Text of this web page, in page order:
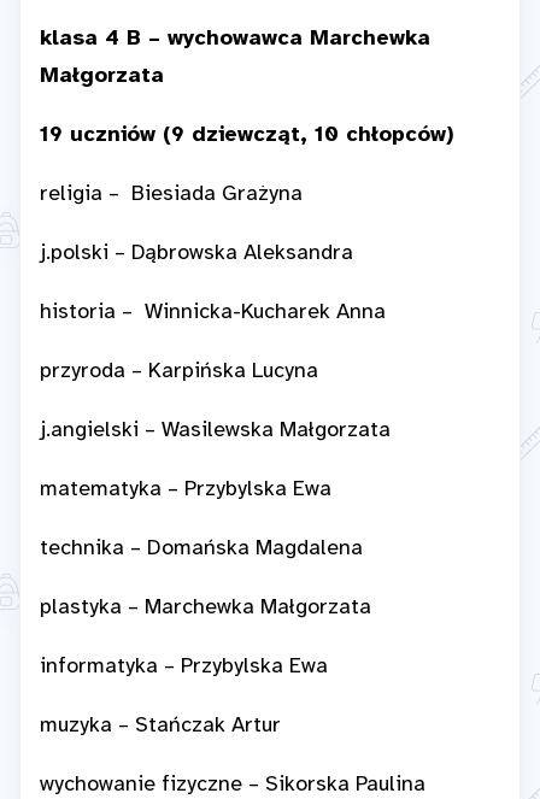
klasa 4 B – wychowawca Marchewka
Małgorzata
19 uczniów (9 dziewcząt, 10 chłopców)
religia – Biesiada Grażyna
j.polski – Dąbrowska Aleksandra
historia – Winnicka-Kucharek Anna
przyroda – Karpińska Lucyna
j.angielski – Wasilewska Małgorzata
matematyka – Przybylska Ewa
technika – Domańska Magdalena
plastyka – Marchewka Małgorzata
informatyka – Przybylska Ewa
muzyka – Stańczak Artur
wychowanie fizyczne – Sikorska Paulina